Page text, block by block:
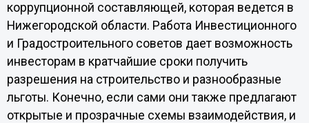
коррупционной составляющей, которая ведется в
Нижегородской области. Работа Инвестиционного
и Градостроительного советов дает возможность
инвесторам в кратчайшие сроки получить
разрешения на строительство и разнообразные
льготы. Конечно, если сами они также предлагают
открытые и прозрачные схемы взаимодействия, и